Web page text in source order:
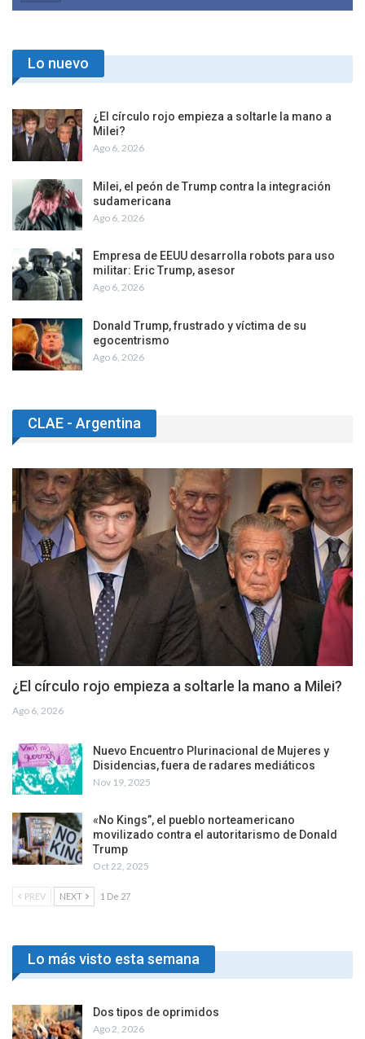
Lo nuevo
¿El círculo rojo empieza a soltarle la mano a
Milei?
Ago 6, 2026
Milei, el peón de Trump contra la integración
sudamericana
Ago 6, 2026
Empresa de EEUU desarrolla robots para uso
militar: Eric Trump, asesor
Ago 6, 2026
Donald Trump, frustrado y víctima de su
egocentrismo
Ago 6, 2026
CLAE - Argentina
¿El círculo rojo empieza a soltarle la mano a Milei?
Ago 6, 2026
Nuevo Encuentro Plurinacional de Mujeres y
Disidencias, fuera de radares mediáticos
Nov 19, 2025
«No Kings”, el pueblo norteamericano
movilizado contra el autoritarismo de Donald
Trump
Oct 22, 2025
PREV NEXT 1 De 27
Lo más visto esta semana
Dos tipos de oprimidos
Ago 2, 2026